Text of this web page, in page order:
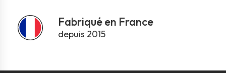
Fabriqué en France
depuis 2015